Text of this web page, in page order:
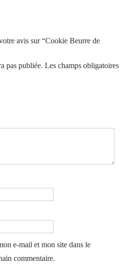
avis sur “Cookie Beurre de
pas publiée. Les champs obligatoires
e-mail et mon site dans le
commentaire.